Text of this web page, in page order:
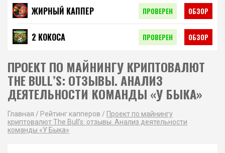
ЖИРНЫЙ КАППЕР ПРОВЕРЕН ОБЗОР
2 КОКОСА ПРОВЕРЕН ОБЗОР
ПРОЕКТ ПО МАЙНИНГУ КРИПТОВАЛЮТ
THE BULL’S: ОТЗЫВЫ. АНАЛИЗ
ДЕЯТЕЛЬНОСТИ КОМАНДЫ «У БЫКА»
Главная / Рейтинг капперов / Проект по майнингу
криптовалют The Bull’s: отзывы. Анализ деятельности
команды «У Быка»